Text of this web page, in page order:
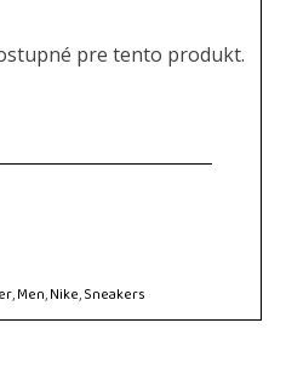
pre tento produkt.
,Men,Nike,Sneakers